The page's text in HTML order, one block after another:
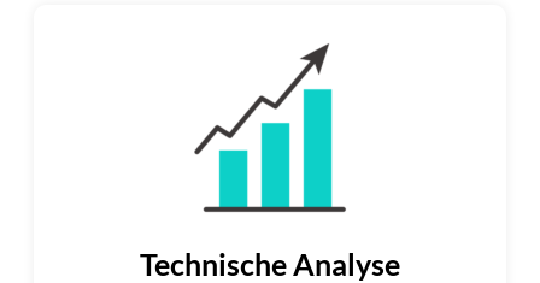
Technische Analyse